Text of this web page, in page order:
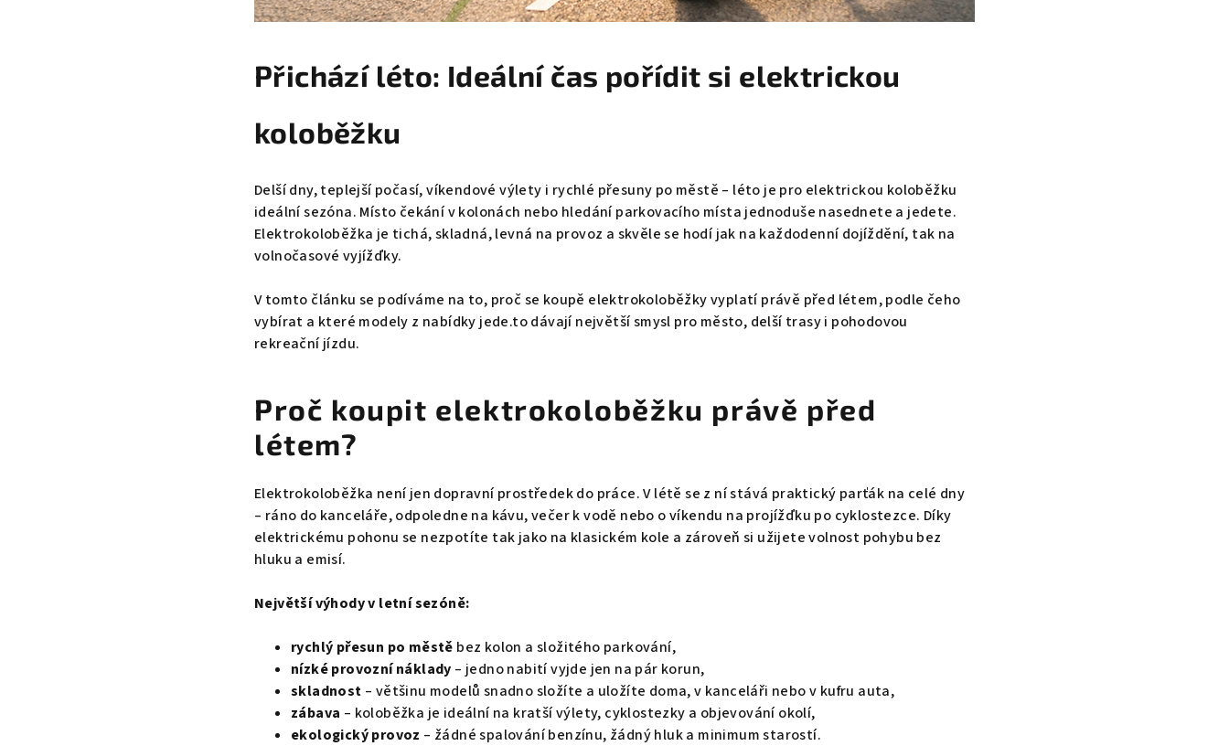
Přichází léto: Ideální čas pořídit si elektrickou
koloběžku
Delší dny, teplejší počasí, víkendové výlety i rychlé přesuny po městě – léto je pro elektrickou koloběžku
ideální sezóna. Místo čekání v kolonách nebo hledání parkovacího místa jednoduše nasednete a jedete.
Elektrokoloběžka je tichá, skladná, levná na provoz a skvěle se hodí jak na každodenní dojíždění, tak na
volnočasové vyjížďky.
V tomto článku se podíváme na to, proč se koupě elektrokoloběžky vyplatí právě před létem, podle čeho
vybírat a které modely z nabídky jede.to dávají největší smysl pro město, delší trasy i pohodovou
rekreační jízdu.
Proč koupit elektrokoloběžku právě před
létem?
Elektrokoloběžka není jen dopravní prostředek do práce. V létě se z ní stává praktický parťák na celé dny
– ráno do kanceláře, odpoledne na kávu, večer k vodě nebo o víkendu na projížďku po cyklostezce. Díky
elektrickému pohonu se nezpotíte tak jako na klasickém kole a zároveň si užijete volnost pohybu bez
hluku a emisí.
Největší výhody v letní sezóně:
rychlý přesun po městě bez kolon a složitého parkování,
nízké provozní náklady – jedno nabití vyjde jen na pár korun,
skladnost – většinu modelů snadno složíte a uložíte doma, v kanceláři nebo v kufru auta,
zábava – koloběžka je ideální na kratší výlety, cyklostezky a objevování okolí,
ekologický provoz – žádné spalování benzínu, žádný hluk a minimum starostí.